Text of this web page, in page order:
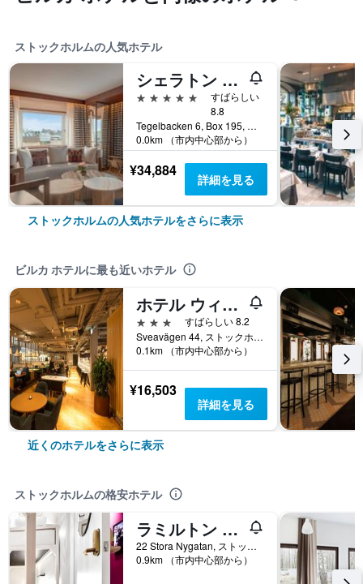
ストックホルムの人気ホテル
シェラトン ストックホルム ホテル
5つ星
すばらしい
8.8
Tegelbacken 6, Box 195, ストックホルム, ストックホルム県, スウェーデン
0.0km （市内中心部から）
¥34,884 詳細を見る
ストックホルムの人気ホテルをさらに表示
ビルカ ホテルに最も近いホテル
ホテル ウィズ アーバン デリ
3つ星
すばらしい 8.2
Sveavägen 44, ストックホルム, ストックホルム県, スウェーデン
0.1km （市内中心部から）
¥16,503
詳細を見る
近くのホテルをさらに表示
ストックホルムの格安ホテル
ラミルトン オールド タウン ホステル
22 Stora Nygatan, ストックホルム, ストックホルム県, スウェーデン
0.9km （市内中心部から）